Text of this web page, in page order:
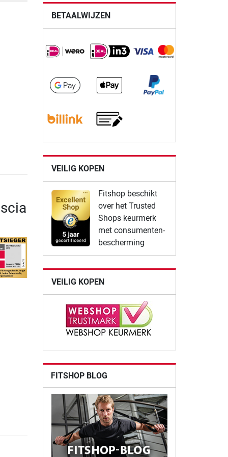
BETAALWIJZEN
VEILIG KOPEN
Fitshop beschikt
over het Trusted
Shops keurmerk
met consumenten-
bescherming
VEILIG KOPEN
FITSHOP BLOG